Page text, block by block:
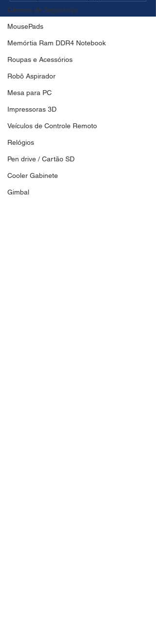
Câmera de Segurança
MousePads
Memórtia Ram DDR4 Notebook
Roupas e Acessórios
Robô Aspirador
Mesa para PC
Impressoras 3D
Veículos de Controle Remoto
Relógios
Pen drive / Cartão SD
Cooler Gabinete
Gimbal